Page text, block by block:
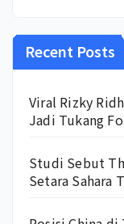
Recent Posts
Viral Rizky
Jadi Tukang
Studi Sebut
Setara Sahara